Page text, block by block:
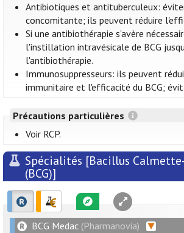
Antibiotiques et antituberculeux:
concomitante; ils peuvent réduire
Si une antibiothérapie s'avère
l'instillation intravésicale de BCG
l'antibiothérapie.
Immunosuppresseurs: ils peuvent
immunitaire et l'efficacité du BCG;
Précautions particulières
Voir RCP.
Spécialités [Bacillus
(BCG)]
BCG Medac (Pharmanovia)